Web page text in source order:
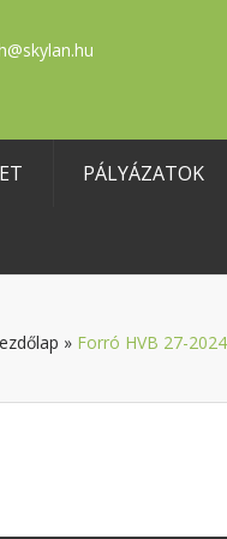
PÁLYÁZATOK
» Forró HVB 27-